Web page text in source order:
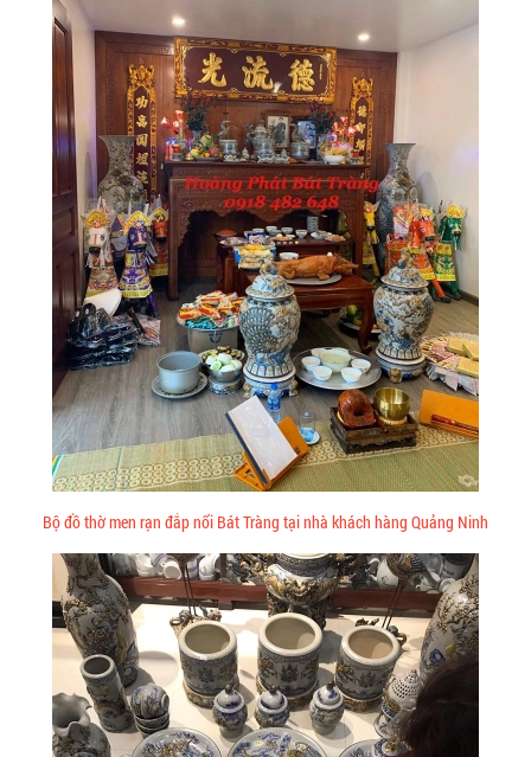
Bộ đồ thờ men rạn đắp nổi Bát Tràng tại nhà khách hàng Quảng Ninh